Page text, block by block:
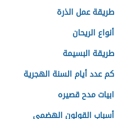
طريقة عمل الذرة
أنواع الريحان
طريقة البسيمة
كم عدد أيام السنة الهجرية
ابيات مدح قصيره
أسباب القولون الهضمي